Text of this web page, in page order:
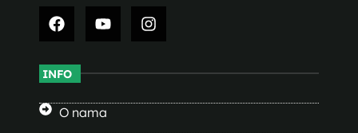
INFO
O nama